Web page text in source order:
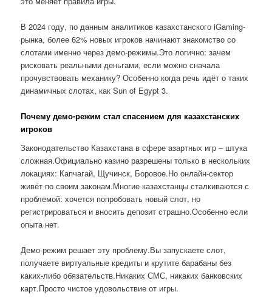
В 2024 году, по данным аналитиков казахстанского iGaming-
рынка, более 62% новых игроков начинают знакомство со
слотами именно через демо-режимы.Это логично: зачем
рисковать реальными деньгами, если можно сначала
прочувствовать механику? Особенно когда речь идёт о таких
динамичных слотах, как Sun of Egypt 3.
Почему демо-режим стал спасением для казахстанских
игроков
Законодательство Казахстана в сфере азартных игр – штука
сложная.Официально казино разрешены только в нескольких
локациях: Капчагай, Щучинск, Боровое.Но онлайн-сектор
живёт по своим законам.Многие казахстанцы сталкиваются с
проблемой: хочется попробовать новый слот, но
регистрироваться и вносить депозит страшно.Особенно если
опыта нет.
Демо-режим решает эту проблему.Вы запускаете слот,
получаете виртуальные кредиты и крутите барабаны без
каких-либо обязательств.Никаких СМС, никаких банковских
карт.Просто чистое удовольствие от игры.